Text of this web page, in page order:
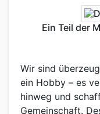
Ein Teil der
Wir sind
ein Hobby – es
hinweg und
Gemeinschaft.